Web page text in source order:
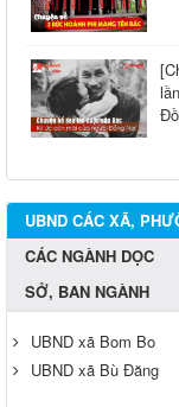
UBND CÁC XÃ,
CÁC NGÀNH DỌC
SỞ, BAN NGÀNH
UBND xã Bom Bo
UBND xã Bù Đăng